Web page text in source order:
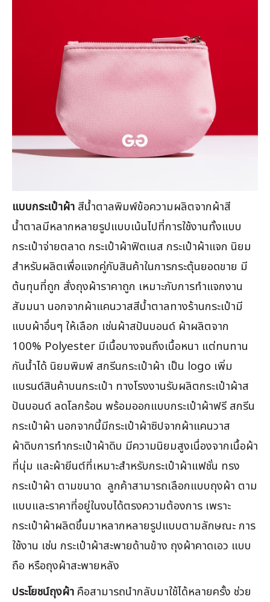
แบบกระเป๋าผ้า สีน้ำตาลพิมพ์ข้อความผลิตจากผ้าสี
น้ำตาลมีหลากหลายรูปแบบเน้นไปที่การใช้งานทั้งแบบ
กระเป๋าจ่ายตลาด กระเป๋าผ้าฟิตเนส กระเป๋าผ้าแจก นิยม
สำหรับผลิตเพื่อแจกคู่กับสินค้าในการกระตุ้นยอดขาย มี
ต้นทุนที่ถูก สั่งถุงผ้าราคาถูก เหมาะกับการทำแจกงาน
สัมมนา นอกจากผ้าแคนวาสสีน้ำตาลทางร้านกระเป๋ามี
แบบผ้าอื่นๆ ให้เลือก เช่นผ้าสปันบอนด์ ผ้าผลิตจาก
100% Polyester มีเนื้อบางจนถึงเนื้อหนา แต่ทนทาน
กันน้ำได้ นิยมพิมพ์ สกรีนกระเป๋าผ้า เป็น logo เพิ่ม
แบรนด์สินค้าบนกระเป๋า ทางโรงงานรับผลิตกระเป๋าผ้าส
ปันบอนด์ ลดโลกร้อน พร้อมออกแบบกระเป๋าผ้าฟรี สกรีน
กระเป๋าผ้า นอกจากนี้มีกระเป๋าผ้าซิปจากผ้าแคนวาส
ผ้าดิบการทำกระเป๋าผ้าดิบ มีความนิยมสูงเนื่องจากเนื้อผ้า
ที่นุ่ม และผ้ายีนต์ที่เหมาะสำหรับกระเป๋าผ้าแฟชั่น ทรง
กระเป๋าผ้า ตามขนาด ลูกค้าสามารถเลือกแบบถุงผ้า ตาม
แบบและราคาที่อยู่ในงบได้ตรงความต้องการ เพราะ
กระเป๋าผ้าผลิตขึ้นมาหลากหลายรูปแบบตามลักษณะ การ
ใช้งาน เช่น กระเป๋าผ้าสะพายด้านข้าง ถุงผ้าคาดเอว แบบ
ถือ หรือถุงผ้าสะพายหลัง
ประโยชน์ถุงผ้า คือสามารถนำกลับมาใช้ได้หลายครั้ง ช่วย